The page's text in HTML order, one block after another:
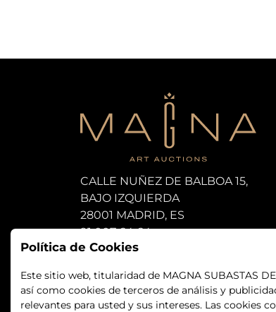
CALLE NUÑEZ DE BALBOA 15,
BAJO IZQUIERDA
28001 MADRID, ES
91 007 64 64
subastas@magna-art.com
Política de Cookies
Este sitio web, titularidad de MAGNA SUBASTAS
así como cookies de terceros de análisis y
relevantes para usted y sus intereses. Las cookies